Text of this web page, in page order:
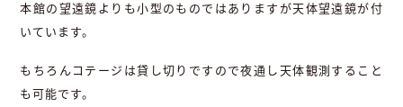
本館の望遠鏡よりも小型のものではありますが天体望遠鏡が付
いています。
もちろんコテージは貸し切りですので夜通し天体観測すること
も可能です。